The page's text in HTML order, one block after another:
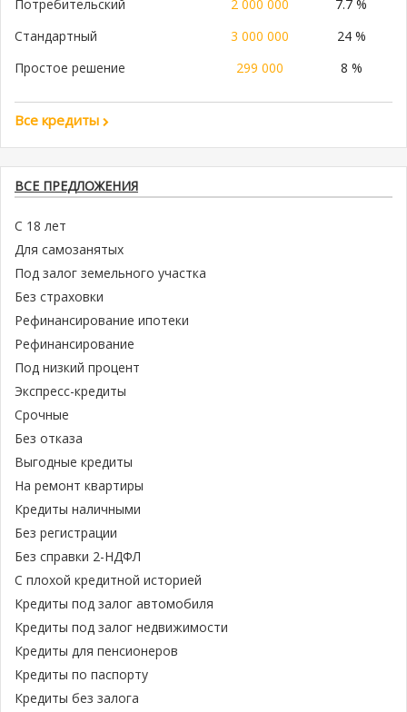
Потребительский
2 000 000
7.7 %
Стандартный
3 000 000
24 %
Простое решение
299 000 8 %
Все кредиты
ВСЕ ПРЕДЛОЖЕНИЯ
С 18 лет
Для самозанятых
Под залог земельного участка
Без страховки
Рефинансирование ипотеки
Рефинансирование
Под низкий процент
Экспресс-кредиты
Срочные
Без отказа
Выгодные кредиты
На ремонт квартиры
Кредиты наличными
Без регистрации
Без справки 2-НДФЛ
С плохой кредитной историей
Кредиты под залог автомобиля
Кредиты под залог недвижимости
Кредиты для пенсионеров
Кредиты по паспорту
Кредиты без залога